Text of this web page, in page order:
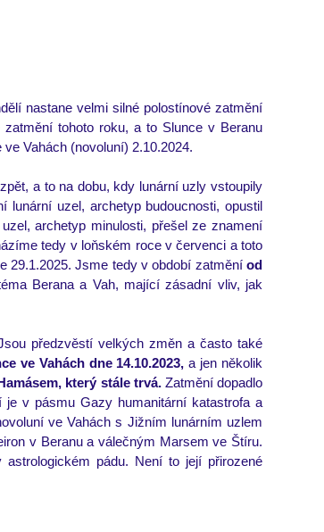
nastane velmi silné polostínové zatmění
tohoto roku, a to Slunce v Beranu
Vahách (novoluní) 2.10.2024.
a to na dobu, kdy lunární uzly vstoupily
lunární uzel, archetyp budoucnosti, opustil
archetyp minulosti, přešel ze znamení
tedy v loňském roce v červenci a toto
29.1.2025. Jsme tedy v období zatmění od
Berana a Vah, mající zásadní vliv, jak
předzvěstí velkých změn a často také
ve Vahách dne 14.10.2023, a jen několik
který stále trvá. Zatmění dopadlo
v pásmu Gazy humanitární katastrofa a
ve Vahách s Jižním lunárním uzlem
v Beranu a válečným Marsem ve Štíru.
pádu. Není to její přirozené